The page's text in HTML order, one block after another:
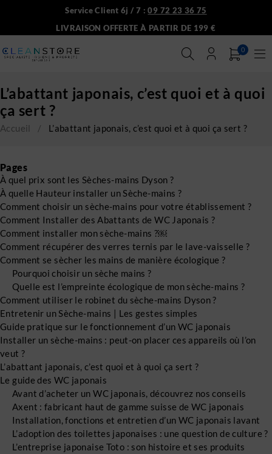
Service Client 6j / 7 :09 72 23 36 75
LIVRAISON OFFERTE À PARTIR DE 199 €
0
L’abattant japonais, c’est quoi et à quoi
ça sert ?
Accueil / L’abattant japonais, c’est quoi et à quoi ça sert ?
Pages
À quel prix sont les Sèches-mains Dyson ?
À quelle Hauteur installer un Sèche-mains ?
Comment choisir un sèche-mains pour votre établissement ?
Comment Installer des Abattants de WC Japonais ?
Comment installer mon sèche-mains ?￼
Comment récupérer des verres ternis par le lave-vaisselle ?
Comment se sècher les mains de manière écologique ?
Pourquoi choisir un sèche mains ?
Quelle est l’empreinte écologique de mon sèche-mains ?
Comment utiliser le robinet du sèche-mains Dyson ?
Entretenir un Sèche-mains | Les gestes simples
Guide pratique sur le fonctionnement d’un WC japonais
Installer un sèche-mains : peut-on placer ces appareils où l’on
veut ?
L’abattant japonais, c’est quoi et à quoi ça sert ?
Le guide des WC japonais
Avant d’acheter un WC japonais, découvrez nos conseils
Axent : fabricant haut de gamme suisse de WC japonais
Installation, fonctions et entretien d’un WC japonais lavant
L’adoption des toilettes japonaises : une question de culture ?
L’entreprise japonaise Toto : son histoire et ses produits